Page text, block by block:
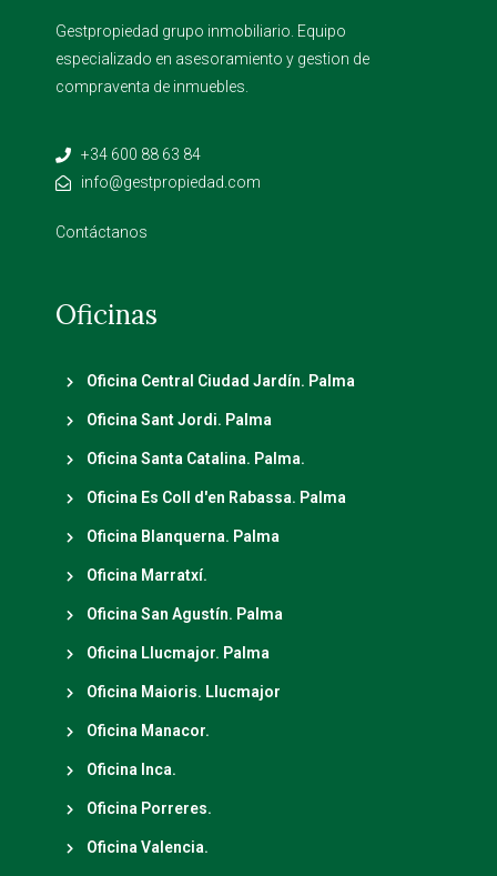
Gestpropiedad grupo inmobiliario. Equipo
especializado en asesoramiento y gestion de
compraventa de inmuebles.
+34 600 88 63 84
info@gestpropiedad.com
Contáctanos
Oficinas
Oficina Central Ciudad Jardín. Palma
Oficina Sant Jordi. Palma
Oficina Santa Catalina. Palma.
Oficina Es Coll d'en Rabassa. Palma
Oficina Blanquerna. Palma
Oficina Marratxí.
Oficina San Agustín. Palma
Oficina Llucmajor. Palma
Oficina Maioris. Llucmajor
Oficina Manacor.
Oficina Inca.
Oficina Porreres.
Oficina Valencia.